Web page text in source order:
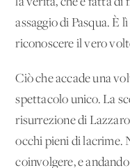
assaggio di Pasqua. È
riconoscere il vero
Ciò che accade una
spettacolo unico. La
risurrezione di
occhi pieni di lacrime.
coinvolgere, e